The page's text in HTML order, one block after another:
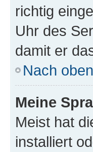
richtig
Uhr des
damit er
Nach oben
Meine
Meist hat
installiert